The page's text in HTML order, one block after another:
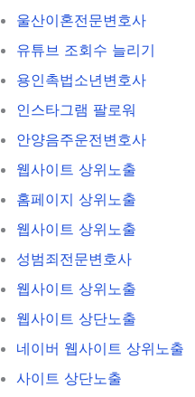
울산이혼전문변호사
유튜브 조회수 늘리기
용인촉법소년변호사
인스타그램 팔로워
안양음주운전변호사
웹사이트 상위노출
홈페이지 상위노출
웹사이트 상위노출
성범죄전문변호사
웹사이트 상위노출
웹사이트 상단노출
네이버 웹사이트 상위노출
사이트 상단노출